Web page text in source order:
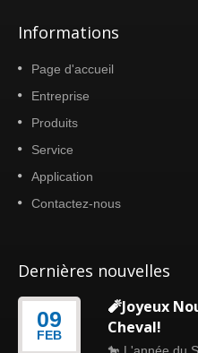
Informations
Page d'accueil
Entreprise
Produits
Service
Application
Contactez-nous
Dernières nouvelles
09
FEB
🧨Joyeux
Cheval!